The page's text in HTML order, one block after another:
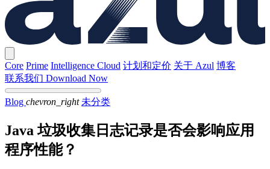
Core Prime Intelligence Cloud 计划和定价 关于 Azul 博客
联系我们 Download Now
Blog chevron_right 未分类
Java 垃圾收集日志记录是否会影响应用
程序性能？